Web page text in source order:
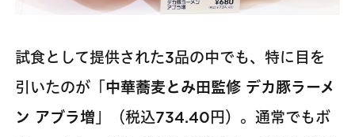
試食として提供された3品の中でも、特に目を
引いたのが「 中華蕎麦とみ田監修 デカ豚ラーメ
ン アブラ増 」（税込734.40円）。通常でもボ